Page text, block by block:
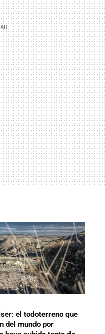
el todoterreno que
del mundo por